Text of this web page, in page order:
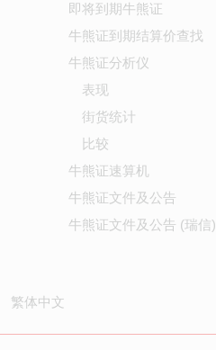
即将到期牛熊证
牛熊证到期结算价查找
牛熊证分析仪
表现
街货统计
比较
牛熊证速算机
牛熊证文件及公告
牛熊证文件及公告 (瑞信)
繁体中文